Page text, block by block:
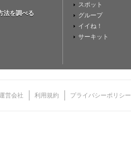
法を調べる
スポット
グループ
イイね！
サーキット
営会社 利用規約 プライバシーポリシー